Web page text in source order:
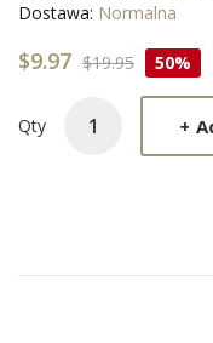
Dostawa: Normalna
$9.97 $19.95 50%
Qty +